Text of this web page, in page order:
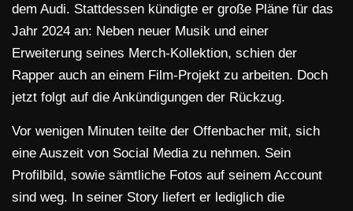
dem Audi. Stattdessen kündigte er große Pläne für das
Jahr 2024 an: Neben neuer Musik und einer
Erweiterung seines Merch-Kollektion, schien der
Rapper auch an einem Film-Projekt zu arbeiten. Doch
jetzt folgt auf die Ankündigungen der Rückzug.
Vor wenigen Minuten teilte der Offenbacher mit, sich
eine Auszeit von Social Media zu nehmen. Sein
Profilbild, sowie sämtliche Fotos auf seinem Account
sind weg. In seiner Story liefert er lediglich die